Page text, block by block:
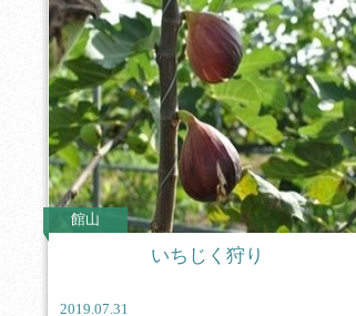
館山
いちじく狩り
2019.07.31